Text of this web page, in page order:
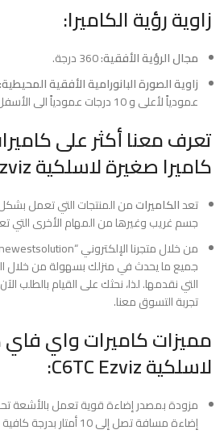
زاوية رؤية الكاميرا:
مجال الرؤية الأفقية:
زاوية الصورة البانورامية الأفقية المحيطية:
عمودياً لأعلى و 10 درجات عمودياً الى الأسفل.
تعرف معنا أكثر على
كاميرا صغيرة لاسلكية C6TC Ezviz:
تعدالكاميراتمن المنتجات التي تعمل
جسم غريب وغيرها من المهام الأخرى التي
جميع ما يحدث في منزلك بسهولة من خلال
التي نقدمها. لذا، نحثك على القيام بالطلب
تجربة التسوق معنا.
مميزات كاميرات واي فاي
لاسلكية C6TC Ezviz:
مزودة بمصدر إضاءة قوية تعمل بالأشعة
إضاءة مسافة تصل إلى 10 أمتار بدرجة كافية لتغطية جميع الغرف.